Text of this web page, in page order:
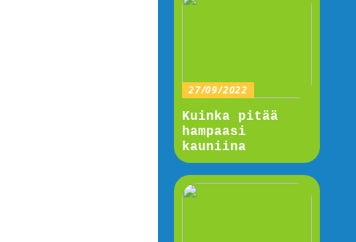
27/09/2022
Kuinka pitää
hampaasi
kauniina